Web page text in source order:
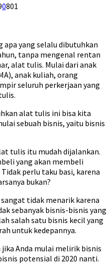
0801
apa yang selalu dibutuhkan
tanpa mengenal rentan
alat tulis. Mulai dari anak
anak kuliah, orang
seluruh perkerjaan yang
alat tulis ini bisa kita
sebuah bisnis, yaitu bisnis
tulis itu mudah dijalankan.
yang akan membeli
perlu taku basi, karena
bukan?
tidak menarik karena
sebanyak bisnis-bisnis yang
salah satu bisnis kecil yang
untuk kedepannya.
Anda mulai melirik bisnis
potensial di 2020 nanti.